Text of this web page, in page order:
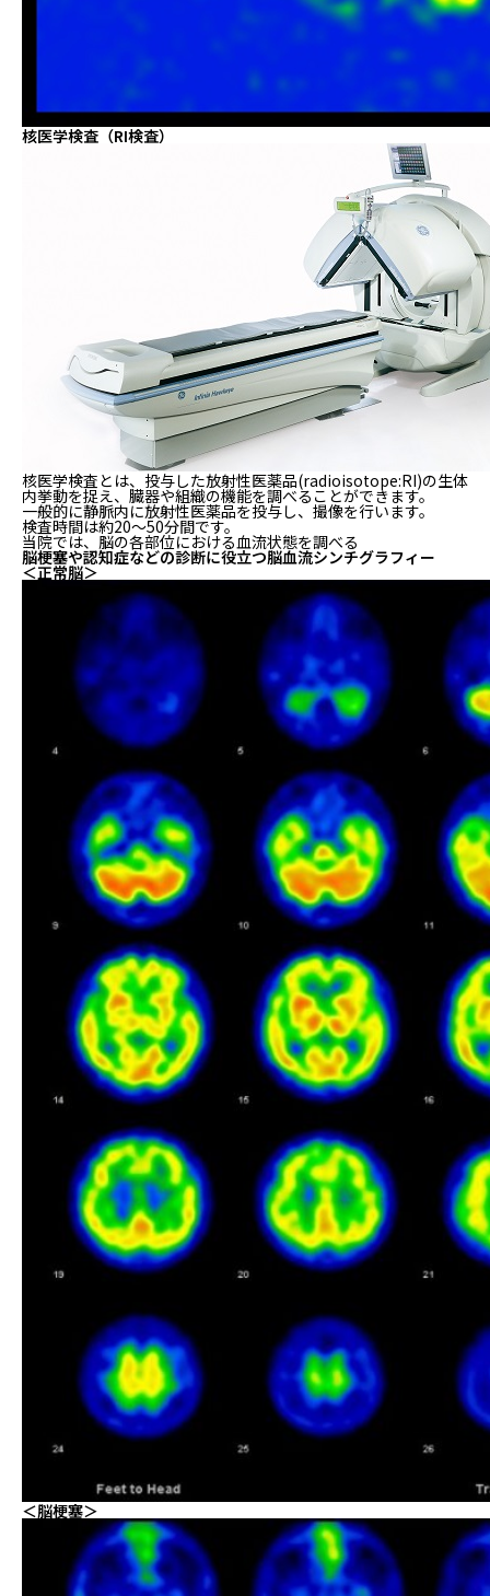
核医学検査（RI検査）
核医学検査とは、投与した放射性医薬品(radioisotope:RI)の生体
内挙動を捉え、臓器や組織の機能を調べることができます。
一般的に静脈内に放射性医薬品を投与し、撮像を行います。
検査時間は約20～50分間です。
当院では、脳の各部位における血流状態を調べる
脳梗塞や認知症などの診断に役立つ脳血流シンチグラフィー
＜正常脳＞
＜脳梗塞＞